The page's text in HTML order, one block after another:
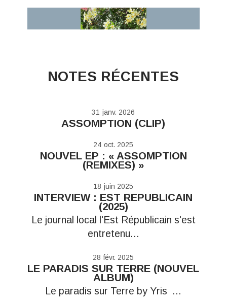
NOTES RÉCENTES
31 janv. 2026
ASSOMPTION (CLIP)
24 oct. 2025
NOUVEL EP : « ASSOMPTION
(REMIXES) »
18 juin 2025
INTERVIEW : EST REPUBLICAIN
(2025)
Le journal local l'Est Républicain s'est
entretenu...
28 févr. 2025
LE PARADIS SUR TERRE (NOUVEL
ALBUM)
Le paradis sur Terre by Yris ...